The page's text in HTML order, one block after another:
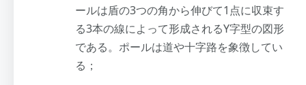
ールは盾の3つの角から伸びて1点に収束す
る3本の線によって形成されるY字型の図形
である。ポールは道や十字路を象徴してい
る；